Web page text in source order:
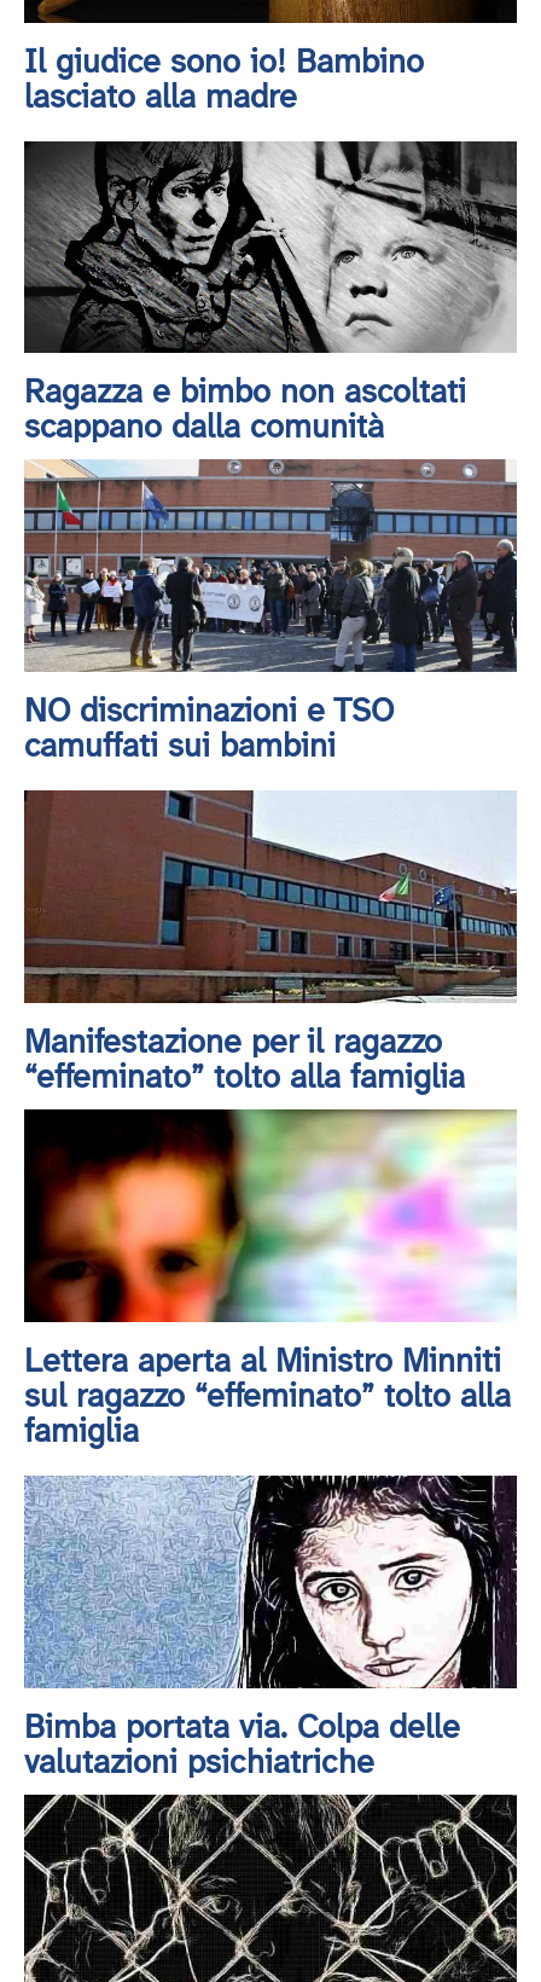
Il giudice sono io! Bambino
lasciato alla madre
Ragazza e bimbo non ascoltati
scappano dalla comunità
NO discriminazioni e TSO
camuffati sui bambini
Manifestazione per il ragazzo
“effeminato” tolto alla famiglia
Lettera aperta al Ministro Minniti
sul ragazzo “effeminato” tolto alla
famiglia
Bimba portata via. Colpa delle
valutazioni psichiatriche